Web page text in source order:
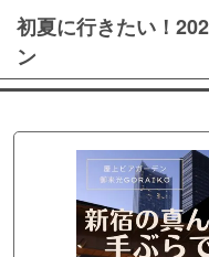
初夏に行きたい！
ン